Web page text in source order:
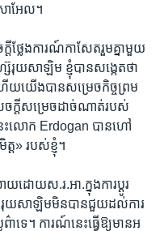
ាអែល។​
លែងការណ៍​កាសែត​រួម​គ្នា​មួយ​
រុយសាឡិម​ ខ្ញុំ​បាន​សង្កេត​ថា​
យ​យើង​បាន​សម្រេច​កិច្ចព្រម
ក្តីសម្រេច​ដាច់ណាត់​របស់​
េះ​លោក Erdogan បាន​ហៅ​
ត» របស់ខ្ញុំ។
ោយ​ស.រ.អា.​ក្នុង​ការប្តូរ​
េរុយសាឡិម​មិន​បាន​ជួយ​ដល់​ការ​
ទេ។​ ការណ៍​នេះ​ធ្វើ​ឱ្យ​មាន​អ